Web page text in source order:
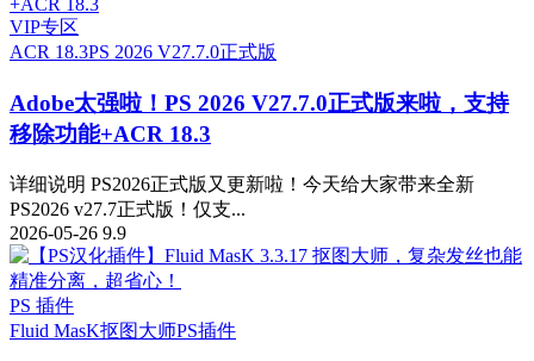
VIP专区
ACR 18.3PS 2026 V27.7.0正式版
Adobe太强啦！PS 2026 V27.7.0正式版来啦，支持
移除功能+ACR 18.3
详细说明 PS2026正式版又更新啦！今天给大家带来全新
PS2026 v27.7正式版！仅支...
2026-05-26 9.9
PS 插件
Fluid MasK抠图大师PS插件